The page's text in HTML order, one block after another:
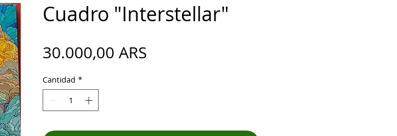
Cuadro "Interstellar"
30.000,00 ARS
Cantidad *